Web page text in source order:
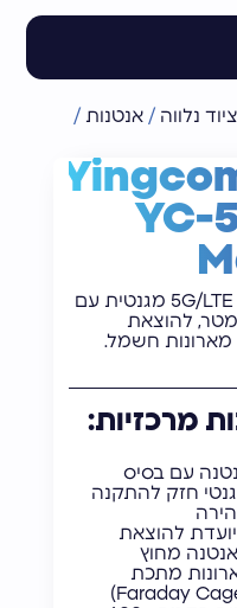
נלווה /אנטנות /
YC-
אנטנת 5G/LTE מגנטית עם
3 מטר, להוצאת
מארונות חשמל.
מרכזיות:
עם בסיס
חזק להתקנה
להוצאת
מחוץ
מתכת